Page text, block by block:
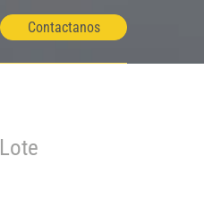
Contactanos
Lote